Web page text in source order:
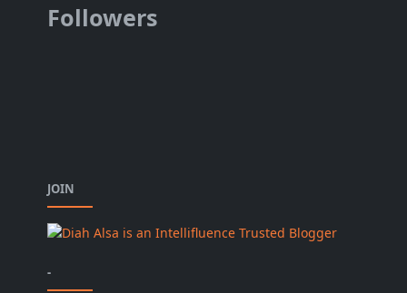
Followers
JOIN
-